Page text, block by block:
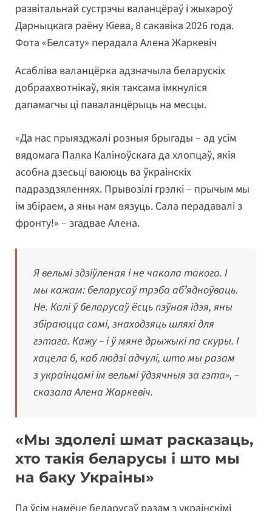
развітальнай сустрэчы валанцёраў і жыхароў
Дарныцкага раёну Кіева, 8 сакавіка 2026 года.
Фота «Белсату» перадала Алена Жаркевіч
Асабліва валанцёрка адзначыла беларускіх
добраахвотнікаў, якія таксама імкнуліся
дапамагчы ці паваланцёрыць на месцы.
«Да нас прыязджалі розныя брыгады – ад усім
вядомага Палка Каліноўскага да хлопцаў, якія
асобна дзесьці ваююць ва ўкраінскіх
падраздзяленнях. Прывозілі грэлкі – прычым мы
ім збіраем, а яны нам вязуць. Сала перадавалі з
фронту!» – згадвае Алена.
Я вельмі здзіўленая і не чакала такога. І
мы кажам: беларусаў трэба абʼядноўваць.
Не. Калі ў беларусаў ёсць пэўная ідэя, яны
збіраюцца самі, знаходзяць шляхі для
гэтага. Кажу – і ў мяне дрыжыкі па скуры. І
хацела б, каб людзі адчулі, што мы разам
з украінцамі ім вельмі ўдзячныя за гэта», –
сказала Алена Жаркевіч.
«Мы здолелі шмат расказаць,
хто такія беларусы і што мы
на баку Украіны»